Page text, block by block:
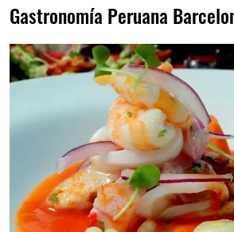
Gastronomía Peruana